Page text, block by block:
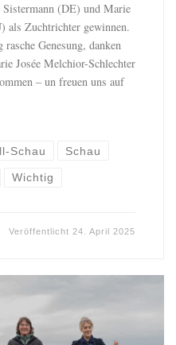
(DE) und Marie
als Zuchtrichter gewinnen.
Genesung, danken
Josée Melchior-Schlechter
– un freuen uns auf
Schau Schau
Wichtig
Veröffentlicht 24. April 2025